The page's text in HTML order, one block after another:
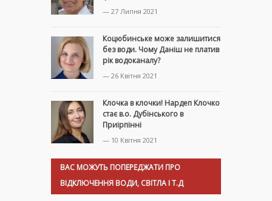
— 27 Липня 2021
Коцюбинське може залишитися
без води. Чому Даніш не платив
рік водоканалу?
— 26 Квітня 2021
Клочка в клочки! Нардеп Клочко
стає в.о. Дубінського в
Приірпінні
— 10 Квітня 2021
ВАС МОЖУТЬ ПОПЕРЕДЖАТИ ПРО
ВІДКЛЮЧЕННЯ ВОДИ, СВІТЛА І Т.Д